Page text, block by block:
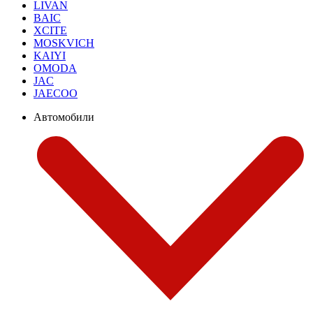
LIVAN
BAIC
XCITE
MOSKVICH
KAIYI
OMODA
JAC
JAECOO
Автомобили